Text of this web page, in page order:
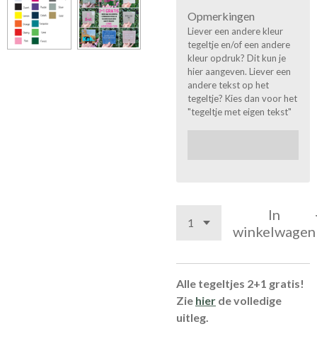
Opmerkingen
Liever een andere kleur
tegeltje en/of een andere
kleur opdruk? Dit kun je
hier aangeven. Liever een
andere tekst op het
tegeltje? Kies dan voor het
"tegeltje met eigen tekst"
In
winkelwagen
Alle tegeltjes 2+1 gratis!
Zie hier de volledige
uitleg.